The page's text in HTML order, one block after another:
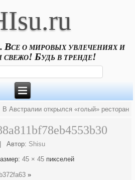
Все о мировых увлечениях и
Будь в тренде!
В Австралии открылся «голый» ресторан
Автор: Shisu
45 × 45 пикселей
»